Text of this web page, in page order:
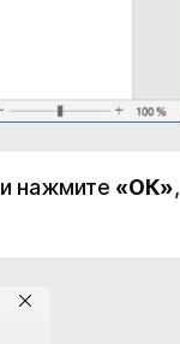
и нажмите «ОК»,